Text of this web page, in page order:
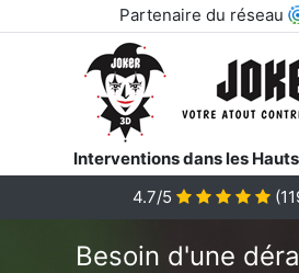
Partenaire du réseau
Interventions dans les
4.7/5 (
Besoin d'une